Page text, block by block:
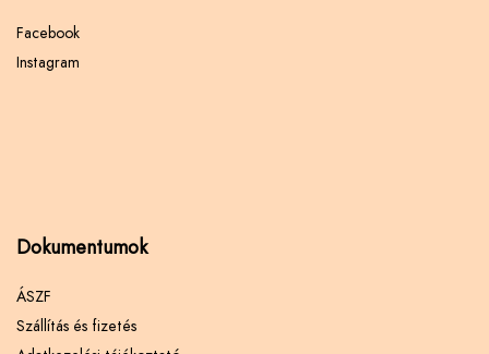
Facebook
Instagram
Dokumentumok
ÁSZF
Szállítás és fizetés